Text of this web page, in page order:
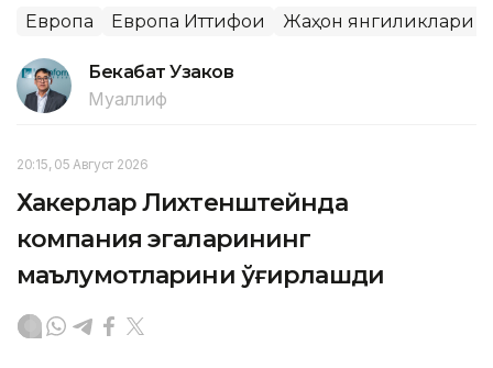
Европа Европа Иттифоқи Жаҳон янгиликлари
Бекабат Узаков
Муаллиф
20:15, 05 Август 2026
Хакерлар Лихтенштейнда
компания эгаларининг
маълумотларини ўғирлашди